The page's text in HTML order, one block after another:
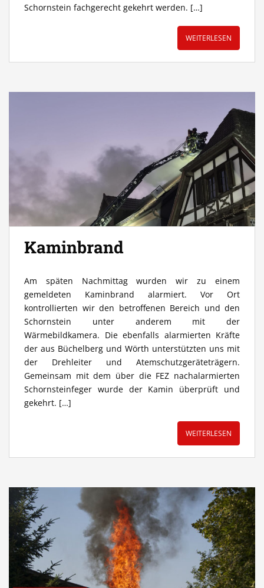
Schornstein fachgerecht gekehrt werden. […]
WEITERLESEN
Kaminbrand
Am späten Nachmittag wurden wir zu einem
gemeldeten Kaminbrand alarmiert. Vor Ort
kontrollierten wir den betroffenen Bereich und den
Schornstein unter anderem mit der
Wärmebildkamera. Die ebenfalls alarmierten Kräfte
der aus Büchelberg und Wörth unterstützten uns mit
der Drehleiter und Atemschutzgeräteträgern.
Gemeinsam mit dem über die FEZ nachalarmierten
Schornsteinfeger wurde der Kamin überprüft und
gekehrt. […]
WEITERLESEN